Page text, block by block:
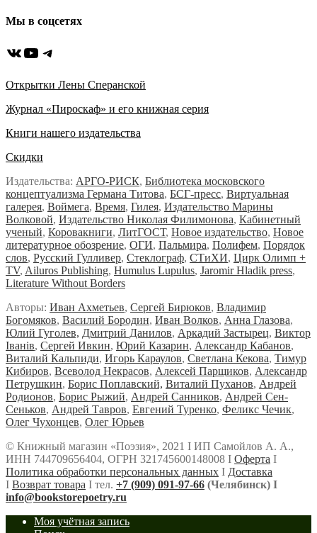
Мы в соцсетях
ВКонтакте
YouTube
Telegram
Открытки Лены Сперанской
Журнал «Пироскаф» и его книжная серия
Книги нашего издательства
Скидки
Издательства: АРГО-РИСК, Библиотека московского
концептуализма Германа Титова, БСГ-пресс, Виртуальная
галерея, Воймега, Время, Гилея, Издательство Марины
Волковой, Издательство Николая Филимонова, Кабинетный
ученый, Коровакниги, ЛитГОСТ, Новое издательство, Новое
литературное обозрение, ОГИ, Пальмира, Полифем, Порядок
слов, Русский Гулливер, Стеклограф, СТиХИ, Цирк Олимп +
TV, Ailuros Publishing, Humulus Lupulus, Jaromir Hladik press,
Literature Without Borders
Авторы: Иван Ахметьев, Сергей Бирюков, Владимир
Богомяков, Василий Бородин, Иван Волков, Анна Глазова,
Юлий Гуголев, Дмитрий Данилов, Аркадий Застырец, Виктор
Iванiв, Сергей Ивкин, Юрий Казарин, Александр Кабанов,
Виталий Кальпиди, Игорь Караулов, Светлана Кекова, Тимур
Кибиров, Всеволод Некрасов, Алексей Парщиков, Александр
Петрушкин, Борис Поплавский, Виталий Пуханов, Андрей
Родионов, Борис Рыжий, Андрей Санников, Андрей Сен-
Сеньков, Андрей Тавров, Евгений Туренко, Феликс Чечик,
Олег Чухонцев, Олег Юрьев
© Книжный магазин «Поэзия», 2021 Ι ИП Самойлов А. А.,
ИНН 744709656404, ОГРН 321745600148008 Ι Оферта Ι
Политика обработки персональных данных Ι Доставка
Ι Возврат товара Ι тел. +7 (909) 091-97-66 (Челябинск) Ι
info@bookstorepoetry.ru
Моя учётная запись